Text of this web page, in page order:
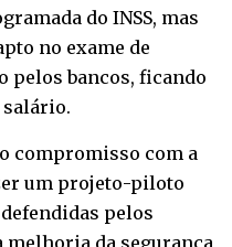
do INSS, mas
no exame de
pelos bancos, ficando
salário.
compromisso com a
um projeto-piloto
pelos
da segurança